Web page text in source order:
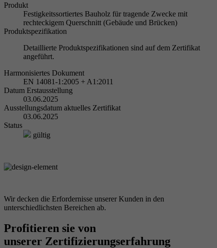
Produkt
Festigkeitssortiertes Bauholz für tragende Zwecke mit
rechteckigem Querschnitt (Gebäude und Brücken)
Produktspezifikation
Detaillierte Produktspezifikationen sind auf dem Zertifikat
angeführt.
Harmonisiertes Dokument
EN 14081-1:2005 + A1:2011
Datum Erstausstellung
03.06.2025
Ausstellungsdatum aktuelles Zertifikat
03.06.2025
Status
gültig
Wir decken die Erfordernisse unserer Kunden in den
unterschiedlichsten Bereichen ab.
Profitieren sie von
unserer Zertifizierungserfahrung